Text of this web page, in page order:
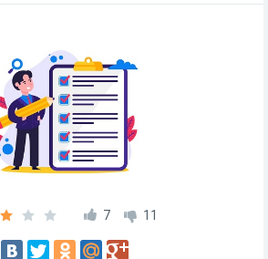
7 11